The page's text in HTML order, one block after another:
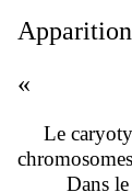
«
Le
Dans le